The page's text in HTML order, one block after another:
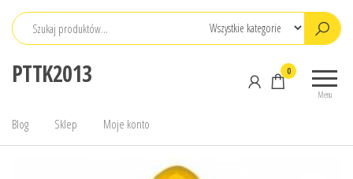
Przejdź
PTTK2013
Menu
0
Blog Sklep Moje konto